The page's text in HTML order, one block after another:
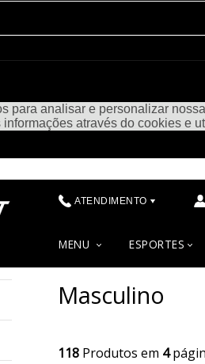
para analisar e personalizar
através do cookies e
ATENDIMENTO
(48) 3622-0041
MENU ESPORTES
Masculino
118 Produtos em 4